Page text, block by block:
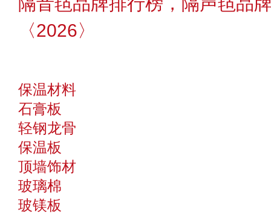
〈2026〉
保温材料
石膏板
轻钢龙骨
保温板
顶墙饰材
玻璃棉
玻镁板